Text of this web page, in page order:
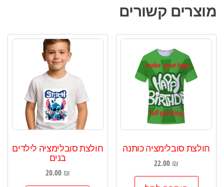
מוצרים קשורים
חולצת סובלימציה כותנה
22.00 ₪
חולצת סובלימציה לילדים
בנים
20.00 ₪